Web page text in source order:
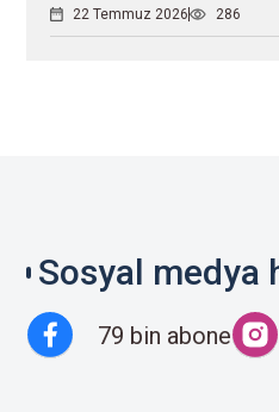
22 Temmuz 2026 286
Sosyal medya
79 bin abone